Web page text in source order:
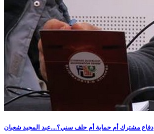
دفاع مشترك أم حماية أم حلف سني؟....عبد المجيد شعبان